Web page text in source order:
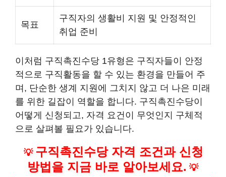
목표
구직자의 생활비 지원 및 안정적인
취업 준비
이처럼 구직촉진수당 1유형은 구직자들이 안정
적으로 구직활동을 할 수 있는 환경을 만들어 주
며, 단순한 생계 지원에 그치지 않고 더 나은 미래
를 위한 길잡이 역할을 합니다. 구직촉진수당이
어떻게 신청되고, 자격 요건이 무엇인지 구체적
으로 살펴볼 필요가 있습니다.
💡 구직촉진수당 자격 조건과 신청
방법을 지금 바로 알아보세요. 💡